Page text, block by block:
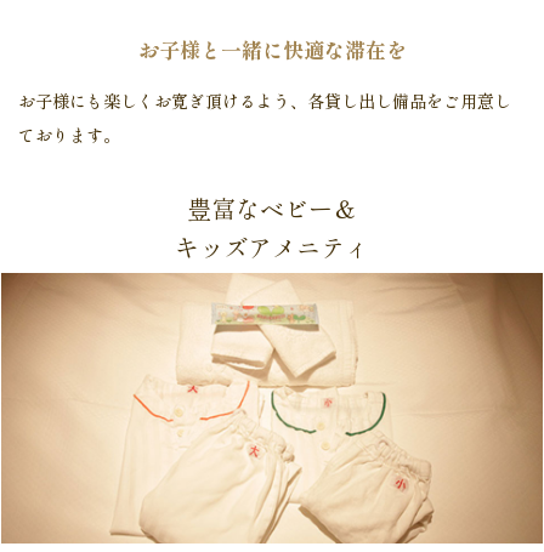
お子様と一緒に快適な滞在を
お子様にも楽しくお寛ぎ頂けるよう、各貸し出し備品をご用意し
ております。
豊富なベビー＆
キッズアメニティ